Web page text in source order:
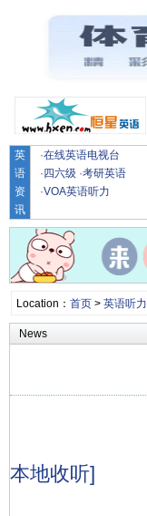
英
语
资
讯
·在线英语电视台
· 四六级 ·考研英语
·VOA英语听力
Location： 首页> 英语听力
News
本地收听]